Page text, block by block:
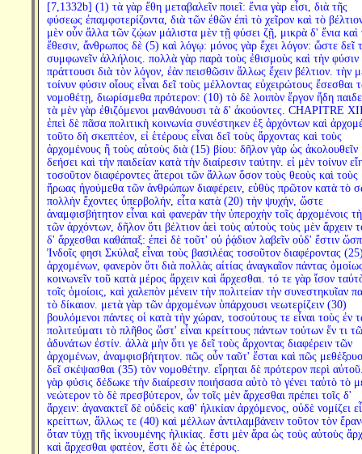
[7,1332b] (1) τὰ γὰρ ἔθη μεταβαλεῖν ποιεῖ: ἔνια γὰρ εἶσι, διὰ τῆς
φύσεως ἐπαμφοτερίζοντα, διὰ τῶν ἐθῶν ἐπὶ τὸ χεῖρον καὶ τὸ
μὲν οὖν ἄλλα τῶν ζῴων μάλιστα μὲν τῇ φύσει ζῇ, μικρὰ δ' ἔνια καὶ
ἔθεσιν, ἄνθρωπος δὲ (5) καὶ λόγῳ: μόνος γὰρ ἔχει λόγον: ὥστε δεῖ
συμφωνεῖν ἀλλήλοις. πολλὰ γὰρ παρὰ τοὺς ἐθισμοὺς καὶ τὴν φύσιν
πράττουσι διὰ τὸν λόγον, ἐὰν πεισθῶσιν ἄλλως ἔχειν βέλτιον. τὴν
τοίνυν φύσιν οἵους εἶναι δεῖ τοὺς μέλλοντας εὐχειρώτους ἔσεσθαι
νομοθέτῃ, διωρίσμεθα πρότερον: (10) τὸ δὲ λοιπὸν ἔργον ἤδη
τὰ μὲν γὰρ ἐθιζόμενοι μανθάνουσι τὰ δ' ἀκούοντες. CHAPITRE
ἐπεὶ δὲ πᾶσα πολιτικὴ κοινωνία συνέστηκεν ἐξ ἀρχόντων καὶ
τοῦτο δὴ σκεπτέον, εἰ ἑτέρους εἶναι δεῖ τοὺς ἄρχοντας καὶ τοὺς
ἀρχομένους ἢ τοὺς αὐτοὺς διὰ (15) βίου: δῆλον γὰρ ὡς ἀκολουθεῖν
δεήσει καὶ τὴν παιδείαν κατὰ τὴν διαίρεσιν ταύτην. εἰ μὲν τοίνυν
τοσοῦτον διαφέροντες ἅτεροι τῶν ἄλλων ὅσον τοὺς θεοὺς καὶ τοὺς
ἥρωας ἡγούμεθα τῶν ἀνθρώπων διαφέρειν, εὐθὺς πρῶτον κατὰ τὸ
πολλὴν ἔχοντες ὑπερβολήν, εἶτα κατὰ (20) τὴν ψυχήν, ὥστε
ἀναμφισβήτητον εἶναι καὶ φανερὰν τὴν ὑπεροχὴν τοῖς ἀρχομένοις
τῶν ἀρχόντων, δῆλον ὅτι βέλτιον ἀεὶ τοὺς αὐτοὺς τοὺς μὲν ἄρχειν
δ' ἄρχεσθαι καθάπαξ: ἐπεὶ δὲ τοῦτ' οὐ ῥᾴδιον λαβεῖν οὐδ' ἔστιν
Ἰνδοῖς φησι Σκύλαξ εἶναι τοὺς βασιλέας τοσοῦτον διαφέροντας
ἀρχομένων, φανερὸν ὅτι διὰ πολλὰς αἰτίας ἀναγκαῖον πάντας
κοινωνεῖν τοῦ κατὰ μέρος ἄρχειν καὶ ἄρχεσθαι. τό τε γὰρ ἴσον
τοῖς ὁμοίοις, καὶ χαλεπὸν μένειν τὴν πολιτείαν τὴν συνεστηκυῖαν
τὸ δίκαιον. μετὰ γὰρ τῶν ἀρχομένων ὑπάρχουσι νεωτερίζειν (30)
βουλόμενοι πάντες οἱ κατὰ τὴν χώραν, τοσούτους τε εἶναι τοὺς ἐν
πολιτεύματι τὸ πλῆθος ὥστ' εἶναι κρείττους πάντων τούτων ἕν τι
ἀδυνάτων ἐστίν. ἀλλὰ μὴν ὅτι γε δεῖ τοὺς ἄρχοντας διαφέρειν τῶν
ἀρχομένων, ἀναμφισβήτητον. πῶς οὖν ταῦτ' ἔσται καὶ πῶς
δεῖ σκέψασθαι (35) τὸν νομοθέτην. εἴρηται δὲ πρότερον περὶ
γὰρ φύσις δέδωκε τὴν διαίρεσιν ποιήσασα αὐτὸ τὸ γένει ταὐτὸ τὸ
νεώτερον τὸ δὲ πρεσβύτερον, ὧν τοῖς μὲν ἄρχεσθαι πρέπει τοῖς δ'
ἄρχειν: ἀγανακτεῖ δὲ οὐδεὶς καθ' ἡλικίαν ἀρχόμενος, οὐδὲ νομίζει
κρείττων, ἄλλως τε (40) καὶ μέλλων ἀντιλαμβάνειν τοῦτον τὸν
ὅταν τύχῃ τῆς ἱκνουμένης ἡλικίας. ἔστι μὲν ἄρα ὡς τοὺς αὐτοὺς
καὶ ἄρχεσθαι φατέον, ἔστι δὲ ὡς ἑτέρους.